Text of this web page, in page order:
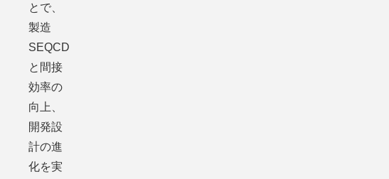
とで、
製造
SEQCD
と間接
効率の
向上、
開発設
計の進
化を実